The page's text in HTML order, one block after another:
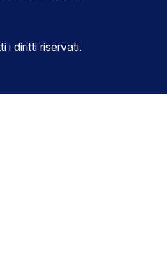
i diritti riservati.